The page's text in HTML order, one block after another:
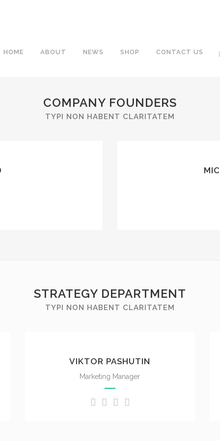
HOME ABOUT NEWS SHOP CONTACT US
COMPANY FOUNDERS
TYPI NON HABENT CLARITATEM
litterarum formas
et quinta.
quam nunc putamus
humanitatis
STRATEGY DEPARTMENT
TYPI NON HABENT CLARITATEM
imperdiet doming id quod mazim
placerat facer possim assum. Typi
non habent claritatem.
VIKTOR PASHUTIN
Marketing Manager